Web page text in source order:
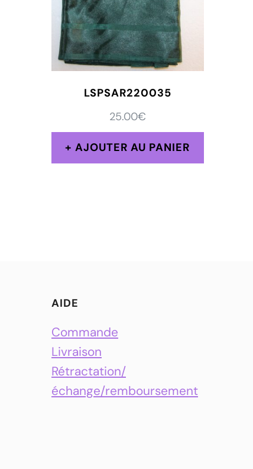
LSPSAR220035
25.00€
AJOUTER AU PANIER
AIDE
Commande
Livraison
Rétractation/
échange/remboursement